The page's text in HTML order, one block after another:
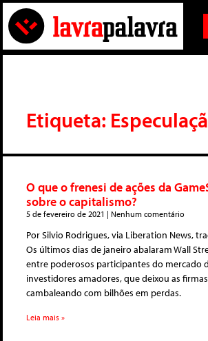
Etiqueta:
O que o frenesi de ações da
sobre o capitalismo?
5 de fevereiro de 2021 Nenhum comentário
Por Silvio Rodrigues, via Liberation News,
Os últimos dias de janeiro abalaram Wall
entre poderosos participantes do mercado
investidores amadores, que deixou as
cambaleando com bilhões em perdas.
Leia mais »